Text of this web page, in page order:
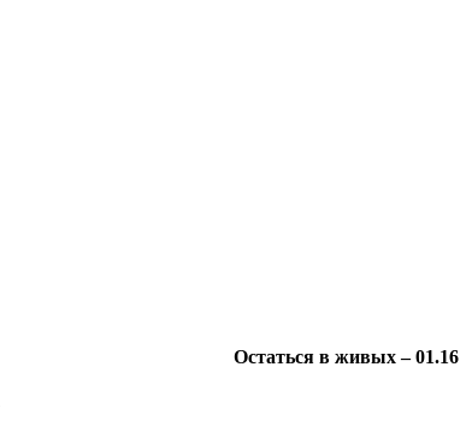
Остаться в живых– 01.16